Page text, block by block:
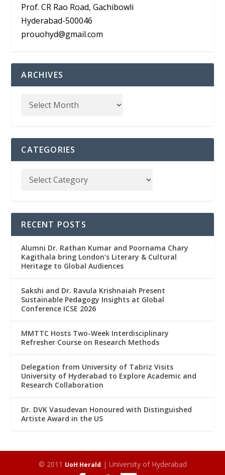
Prof. CR Rao Road, Gachibowli
Hyderabad-500046
prouohyd@gmail.com
ARCHIVES
CATEGORIES
RECENT POSTS
Alumni Dr. Rathan Kumar and Poornama Chary
Kagithala bring London’s Literary & Cultural
Heritage to Global Audiences
Sakshi and Dr. Ravula Krishnaiah Present
Sustainable Pedagogy Insights at Global
Conference ICSE 2026
MMTTC Hosts Two-Week Interdisciplinary
Refresher Course on Research Methods
Delegation from University of Tabriz Visits
University of Hyderabad to Explore Academic and
Research Collaboration
Dr. DVK Vasudevan Honoured with Distinguished
Artiste Award in the US
© 2011 UoH Herald | University of Hyderabad